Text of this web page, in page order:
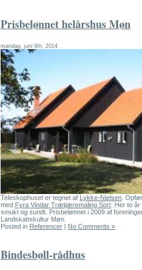
Prisbelønnet helårshus Møn
mandag, juni 9th, 2014
Teleskophuset er tegnet af Lykke-Nielsen .
med Fyra Vindar Trætjæremaling Sort . Her to
smukt og sundt. Prisbelønnet i 2009 af
Landskabskultur Møn.
Posted in Referencer | No Comments »
Bindesbøll-rådhus